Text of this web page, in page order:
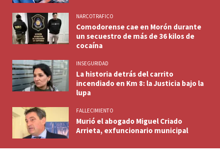
NARCOTRAFICO
Comodorense cae en Morón durante
un secuestro de más de 36 kilos de
cocaína
INSEGURIDAD
La historia detrás del carrito
incendiado en Km 8: la Justicia bajo la
lupa
FALLECIMIENTO
Murió el abogado Miguel Criado
Arrieta, exfuncionario municipal